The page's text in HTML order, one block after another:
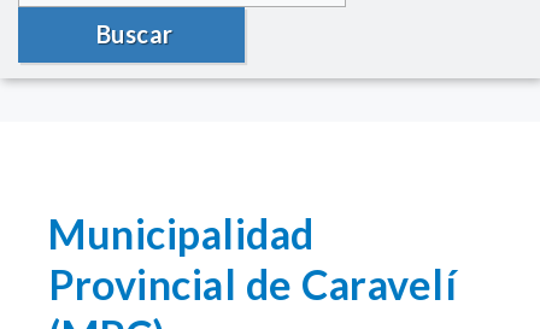
Buscar
Municipalidad
Provincial de Caravelí